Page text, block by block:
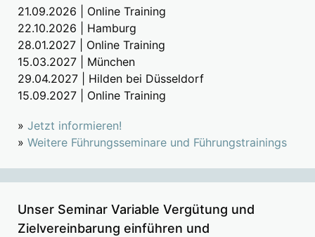
21.09.2026 | Online Training
22.10.2026 | Hamburg
28.01.2027 | Online Training
15.03.2027 | München
29.04.2027 | Hilden bei Düsseldorf
15.09.2027 | Online Training
» Jetzt informieren!
» Weitere Führungsseminare und Führungstrainings
Unser Seminar Variable Vergütung und
Zielvereinbarung einführen und